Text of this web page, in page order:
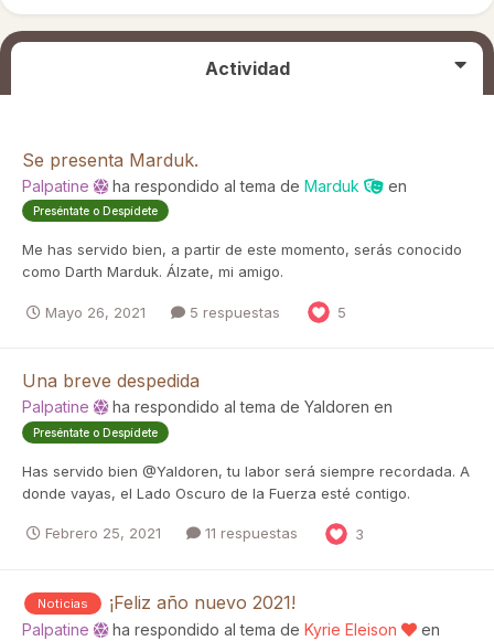
Actividad
Se presenta Marduk.
Palpatine ha respondido al tema de Marduk en
Preséntate o Despídete
Me has servido bien, a partir de este momento, serás conocido
como Darth Marduk. Álzate, mi amigo.
Mayo 26, 2021 5 respuestas 5
Una breve despedida
Palpatine ha respondido al tema de Yaldoren en
Preséntate o Despídete
Has servido bien @Yaldoren, tu labor será siempre recordada. A
donde vayas, el Lado Oscuro de la Fuerza esté contigo.
Febrero 25, 2021 11 respuestas 3
Noticias ¡Feliz año nuevo 2021!
Palpatine ha respondido al tema de Kyrie Eleison en